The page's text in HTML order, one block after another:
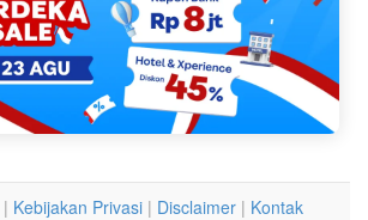
| Kebijakan Privasi | Disclaimer | Kontak